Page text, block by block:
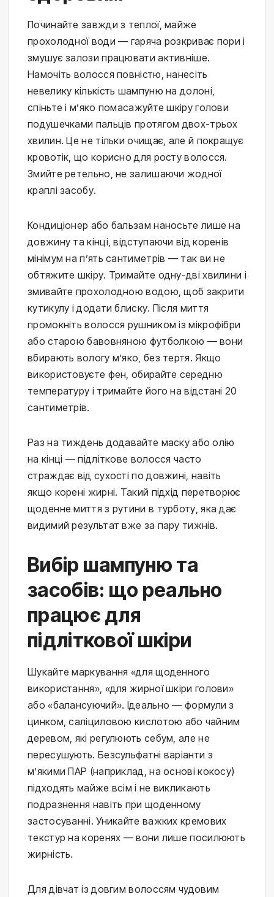
Починайте завжди з теплої, майже
прохолодної води — гаряча розкриває пори і
змушує залози працювати активніше.
Намочіть волосся повністю, нанесіть
невелику кількість шампуню на долоні,
спіньте і м’яко помасажуйте шкіру голови
подушечками пальців протягом двох-трьох
хвилин. Це не тільки очищає, але й покращує
кровотік, що корисно для росту волосся.
Змийте ретельно, не залишаючи жодної
краплі засобу.
Кондиціонер або бальзам наносьте лише на
довжину та кінці, відступаючи від коренів
мінімум на п’ять сантиметрів — так ви не
обтяжите шкіру. Тримайте одну-дві хвилини і
змивайте прохолодною водою, щоб закрити
кутикулу і додати блиску. Після миття
промокніть волосся рушником із мікрофібри
або старою бавовняною футболкою — вони
вбирають вологу м’яко, без тертя. Якщо
використовуєте фен, обирайте середню
температуру і тримайте його на відстані 20
сантиметрів.
Раз на тиждень додавайте маску або олію
на кінці — підліткове волосся часто
страждає від сухості по довжині, навіть
якщо корені жирні. Такий підхід перетворює
щоденне миття з рутини в турботу, яка дає
видимий результат вже за пару тижнів.
Вибір шампуню та
засобів: що реально
працює для
підліткової шкіри
Шукайте маркування «для щоденного
використання», «для жирної шкіри голови»
або «балансуючий». Ідеально — формули з
цинком, саліциловою кислотою або чайним
деревом, які регулюють себум, але не
пересушують. Безсульфатні варіанти з
м’якими ПАР (наприклад, на основі кокосу)
підходять майже всім і не викликають
подразнення навіть при щоденному
застосуванні. Уникайте важких кремових
текстур на коренях — вони лише посилюють
жирність.
Для дівчат із довгим волоссям чудовим